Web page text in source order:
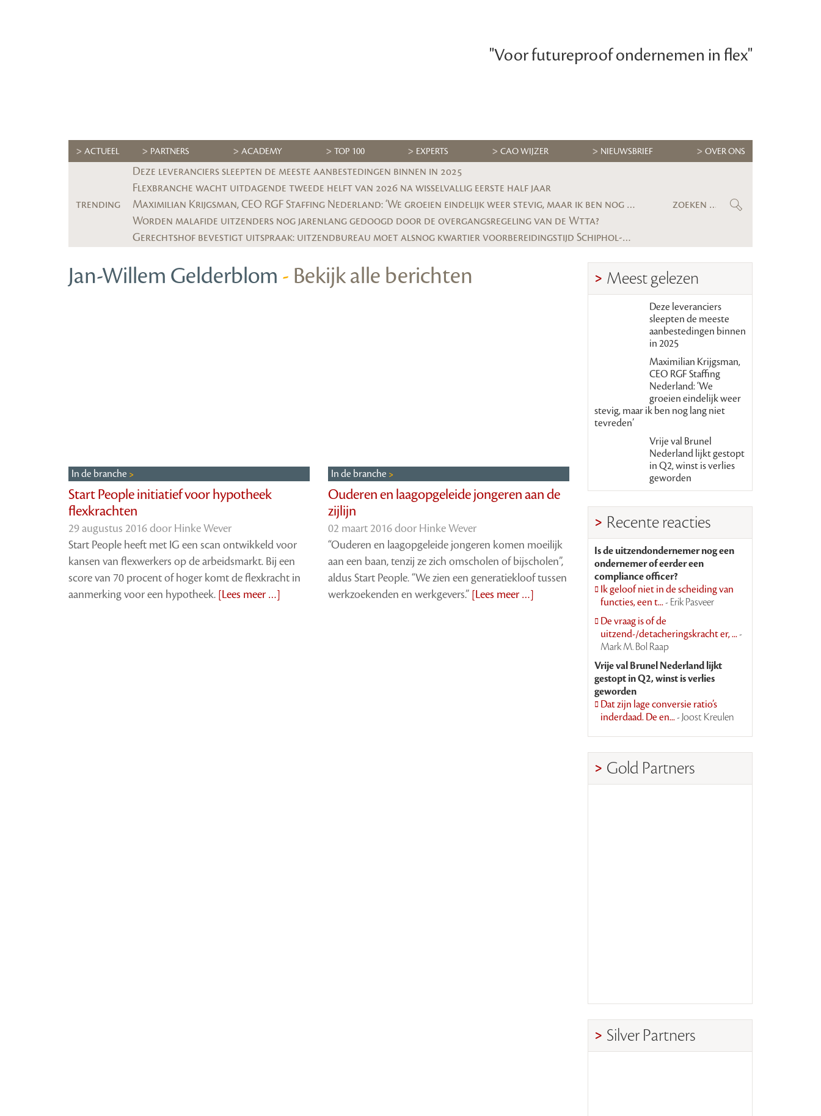
"Voor futureproof ondernemen in flex"
ACTUEEL PARTNERS ACADEMY TOP 100 EXPERTS CAO WIJZER NIEUWSBRIEF OVER ONS
trending
Deze leveranciers sleepten de meeste aanbestedingen binnen in 2025
Flexbranche wacht uitdagende tweede helft van 2026 na wisselvallig eerste half jaar
Maximilian Krijgsman, CEO RGF Staffing Nederland: ‘We groeien eindelijk weer stevig, maar ik ben nog lang niet tevreden’
Worden malafide uitzenders nog jarenlang gedoogd door de overgangsregeling van de Wtta?
Gerechtshof bevestigt uitspraak: uitzendbureau moet alsnog kwartier voorbereidingstijd Schiphol-medewerker uitbetalen
Jan-Willem Gelderblom - Bekijk alle berichten
In de branche
Start People initiatief voor hypotheek
flexkrachten
29 augustus 2016 door Hinke Wever
Start People heeft met IG een scan ontwikkeld voor
kansen van flexwerkers op de arbeidsmarkt. Bij een
score van 70 procent of hoger komt de flexkracht in
aanmerking voor een hypotheek. [Lees meer …]
In de branche
Ouderen en laagopgeleide jongeren aan de
zijlijn
02 maart 2016 door Hinke Wever
“Ouderen en laagopgeleide jongeren komen moeilijk
aan een baan, tenzij ze zich omscholen of bijscholen”,
aldus Start People. “We zien een generatiekloof tussen
werkzoekenden en werkgevers.” [Lees meer …]
Meest gelezen
Deze leveranciers
sleepten de meeste
aanbestedingen binnen
in 2025
Maximilian Krijgsman,
CEO RGF Staffing
Nederland: ‘We
groeien eindelijk weer
stevig, maar ik ben nog lang niet
tevreden’
Vrije val Brunel
Nederland lijkt gestopt
in Q2, winst is verlies
geworden
Recente reacties
Is de uitzendondernemer nog een
ondernemer of eerder een
compliance officer?
Ik geloof niet in de scheiding van
functies, een t...- Erik Pasveer
De vraag is of de
uitzend-/detacheringskracht er, ...-
Mark M. Bol Raap
Vrije val Brunel Nederland lijkt
gestopt in Q2, winst is verlies
geworden
Dat zijn lage conversie ratio’s
inderdaad. De en...- Joost Kreulen
Gold Partners
Silver Partners